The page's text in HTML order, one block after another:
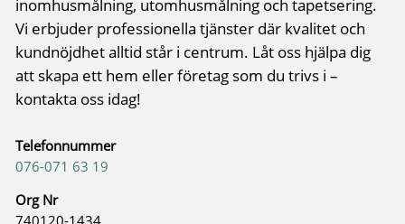
inomhusmålning, utomhusmålning och tapetsering.
Vi erbjuder professionella tjänster där kvalitet och
kundnöjdhet alltid står i centrum. Låt oss hjälpa dig
att skapa ett hem eller företag som du trivs i –
kontakta oss idag!
Telefonnummer
076-071 63 19
Org Nr
740120-1434